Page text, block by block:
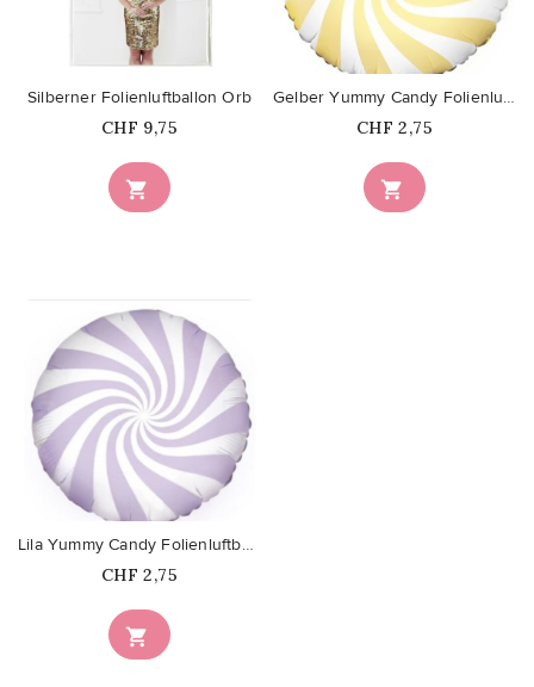

Silberner Folienluftballon Orb
Price
CHF 9,75
favorite_border

Gelber Yummy Candy Folienluftballon
Price
CHF 2,75
favorite_border

Lila Yummy Candy Folienluftballon
Price
CHF 2,75